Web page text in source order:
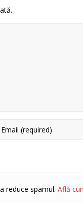
reduce spamul. Află